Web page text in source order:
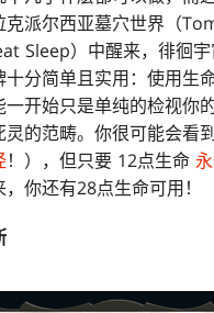
克派尔西亚墓穴世界（
Sleep）中醒来，徘徊
十分简单且实用：使用生
开始只是单纯的检视你
灵的范畴。你很可能会看
！），但只要 12点生命
你还有28点生命可用！